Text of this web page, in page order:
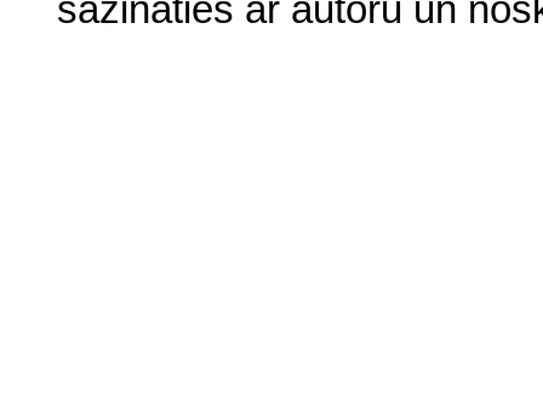
sazināties ar autoru un